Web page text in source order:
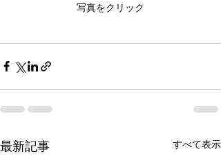
写真をクリック
最新記事 すべて表示